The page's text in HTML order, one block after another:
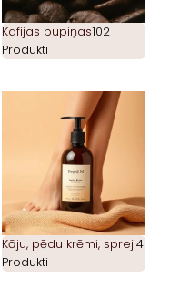
Kafijas pupiņas102
Produkti
Kāju, pēdu krēmi, spreji4
Produkti